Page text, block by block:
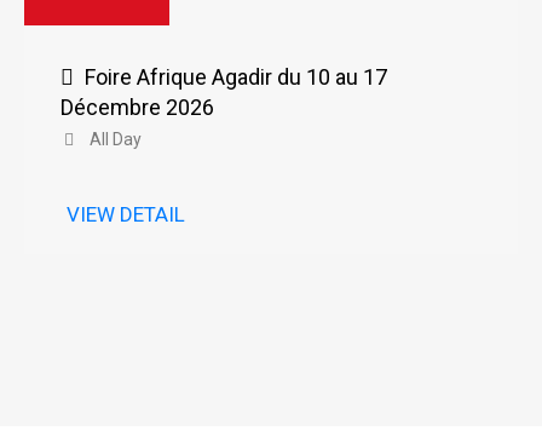
Foire Afrique Agadir du 10 au 17
Décembre 2026
All Day
VIEW DETAIL